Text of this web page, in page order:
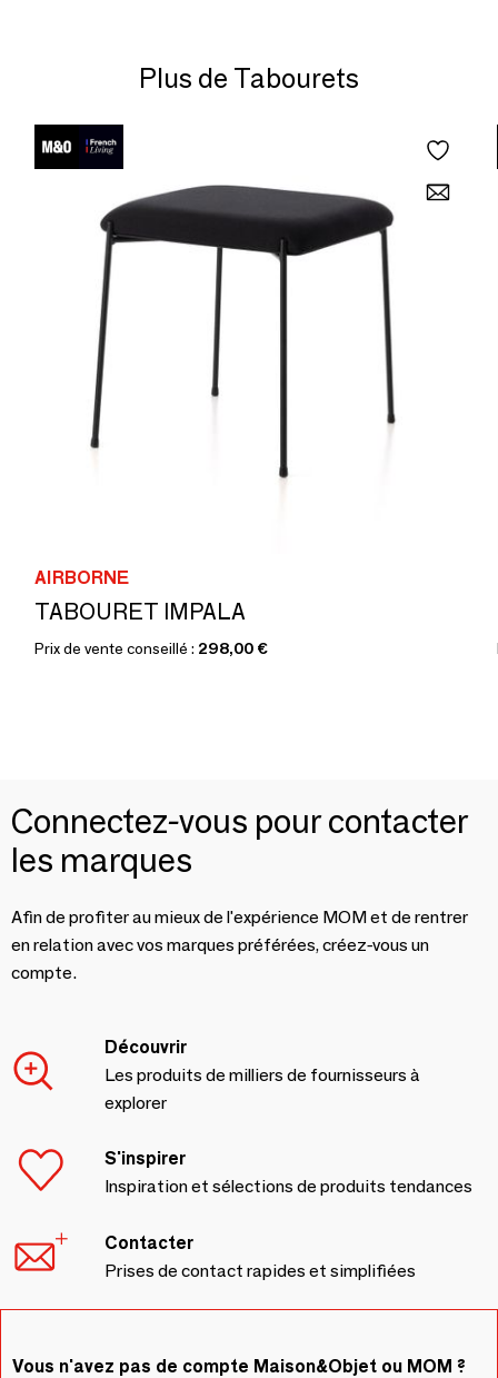
Plus de Tabourets
AIRBORNE
TABOURET IMPALA
Prix de vente conseillé : 298,00 €
Connectez-vous pour contacter
les marques
Afin de profiter au mieux de l'expérience MOM et de rentrer
en relation avec vos marques préférées, créez-vous un
compte.
Découvrir
Les produits de milliers de fournisseurs à
explorer
S'inspirer
Inspiration et sélections de produits tendances
Contacter
Prises de contact rapides et simplifiées
Vous n'avez pas de compte Maison&Objet ou MOM ?